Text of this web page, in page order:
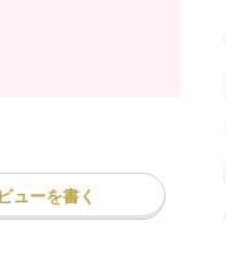
ューを書く